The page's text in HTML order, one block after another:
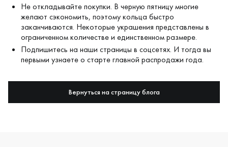
Не откладывайте покупки. В черную пятницу многие
желают сэкономить, поэтому кольца быстро
заканчиваются. Некоторые украшения представлены в
ограниченном количестве и единственном размере.
Подпишитесь на наши страницы в соцсетях. И тогда вы
первыми узнаете о старте главной распродажи года.
Вернуться на страницу блога